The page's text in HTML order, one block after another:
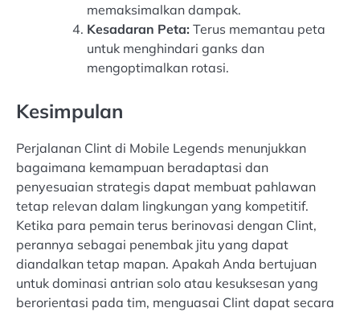
memaksimalkan dampak.
Kesadaran Peta: Terus memantau peta
untuk menghindari ganks dan
mengoptimalkan rotasi.
Kesimpulan
Perjalanan Clint di Mobile Legends menunjukkan
bagaimana kemampuan beradaptasi dan
penyesuaian strategis dapat membuat pahlawan
tetap relevan dalam lingkungan yang kompetitif.
Ketika para pemain terus berinovasi dengan Clint,
perannya sebagai penembak jitu yang dapat
diandalkan tetap mapan. Apakah Anda bertujuan
untuk dominasi antrian solo atau kesuksesan yang
berorientasi pada tim, menguasai Clint dapat secara